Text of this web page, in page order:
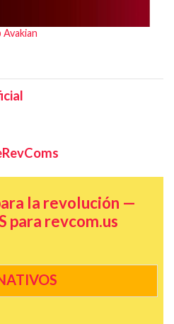
la revolución —
para revcom.us